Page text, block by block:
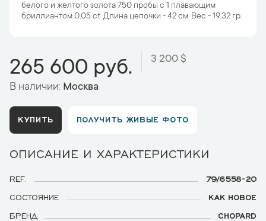
белого и жёлтого золота 750 пробы с 1 плавающим
бриллиантом 0,05 ct. Длина цепочки - 42 см. Вес - 19,32 гр.
265 600 руб. 3 200 $
В наличии: Москва
КУПИТЬ ПОЛУЧИТЬ ЖИВЫЕ ФОТО
ОПИСАНИЕ И ХАРАКТЕРИСТИКИ
REF.
79/6558-20
СОСТОЯНИЕ
КАК НОВОЕ
БРЕНД
CHOPARD